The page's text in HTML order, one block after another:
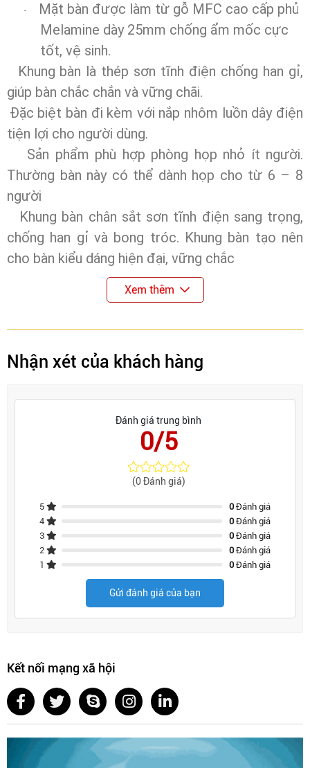
· Mặt bàn được làm từ gỗ MFC cao cấp phủ
Melamine dày 25mm chống ẩm mốc cực
tốt, vệ sinh.
Khung bàn là thép sơn tĩnh điện chống han gỉ,
giúp bàn chắc chắn và vững chãi.
Đặc biệt bàn đi kèm với nắp nhôm luồn dây điện
tiện lợi cho người dùng.
Sản phẩm phù hợp phòng họp nhỏ ít người.
Thường bàn này có thể dành họp cho từ 6 – 8
người
Khung bàn chân sắt sơn tĩnh điện sang trọng,
chống han gỉ và bong tróc. Khung bàn tạo nên
cho bàn kiểu dáng hiện đại, vững chắc
Xem thêm
Nhận xét của khách hàng
Đánh giá trung bình
0/5
(0 Đánh giá)
5 0Đánh giá
4
0Đánh giá
3
0Đánh giá
2
0Đánh giá
1
0Đánh giá
Gửi đánh giá của bạn
Kết nối mạng xã hội